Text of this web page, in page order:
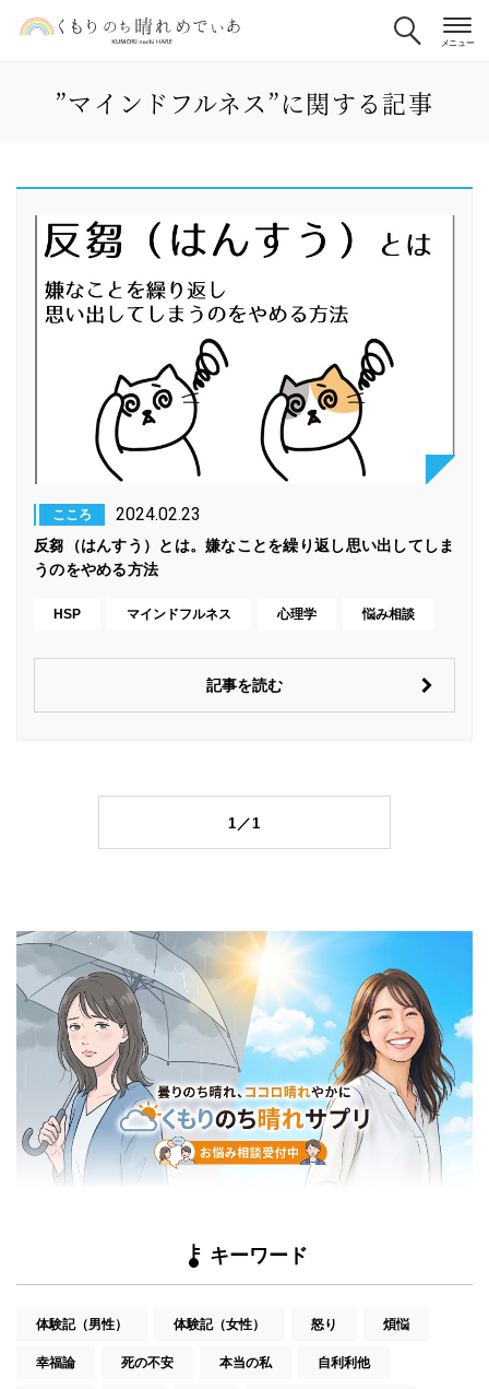
”マインドフルネス”に関する記事
こころ 2024.02.23
反芻（はんすう）とは。嫌なことを繰り返し思い出してしま
うのをやめる方法
HSP マインドフルネス 心理学 悩み相談
記事を読む
1／1
キーワード
体験記（男性） 体験記（女性） 怒り 煩悩
幸福論 死の不安 本当の私 自利利他